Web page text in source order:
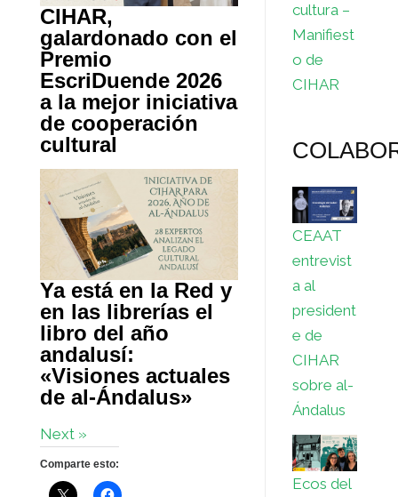
CIHAR,
galardonado con el
Premio
EscriDuende 2026
a la mejor iniciativa
de cooperación
cultural
Ya está en la Red y
en las librerías el
libro del año
andalusí:
«Visiones actuales
de al-Ándalus»
Next »
Comparte esto:
cultura –
Manifiest
o de
CIHAR
CEAAT
entrevist
a al
president
e de
CIHAR
sobre al-
Ándalus
Ecos del